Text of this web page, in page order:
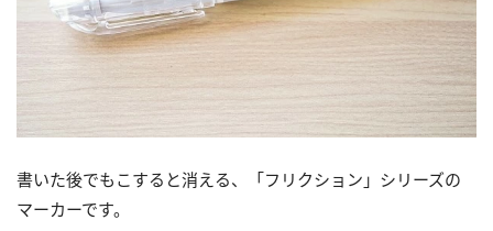
書いた後でもこすると消える、「フリクション」シリーズの
マーカーです。